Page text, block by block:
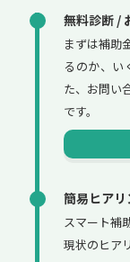
無料診断 /
まずは補助
るのか、い
た、お問い
です。
簡易ヒアリ
スマート補
現状のヒア